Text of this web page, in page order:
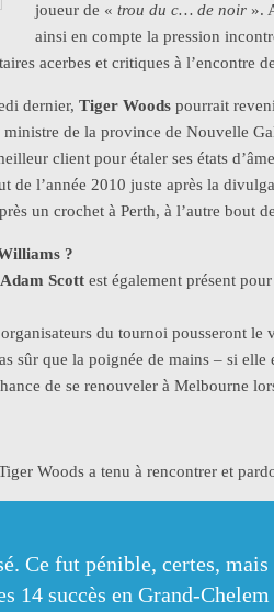
joueur de « trou du c… de noir ».
ainsi en compte la pression
acerbes et critiques à l’encontre
dernier, Tiger Woods pourrait
de la province de Nouvelle
client pour étaler ses états
de l’année 2010 juste après la
un crochet à Perth, à l’autre bout
?
Adam Scott est également présent
du tournoi pousseront
sûr que la poignée de mains – si
de se renouveler à Melbourne
Woods a tenu à rencontrer et
Ce fut pénible, certes,
14 succès en Grand-